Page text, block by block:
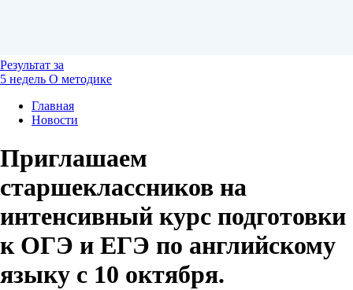
Результат за
5 недель О методике
Главная
Новости
Приглашаем
старшеклассников на
интенсивный курс подготовки
к ОГЭ и ЕГЭ по английскому
языку с 10 октября.